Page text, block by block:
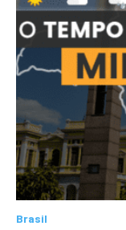
Brasil